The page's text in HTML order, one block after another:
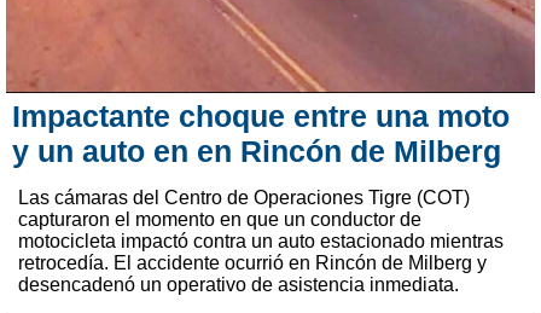
Impactante choque entre una moto
y un auto en en Rincón de Milberg
Las cámaras del Centro de Operaciones Tigre (COT)
capturaron el momento en que un conductor de
motocicleta impactó contra un auto estacionado mientras
retrocedía. El accidente ocurrió en Rincón de Milberg y
desencadenó un operativo de asistencia inmediata.